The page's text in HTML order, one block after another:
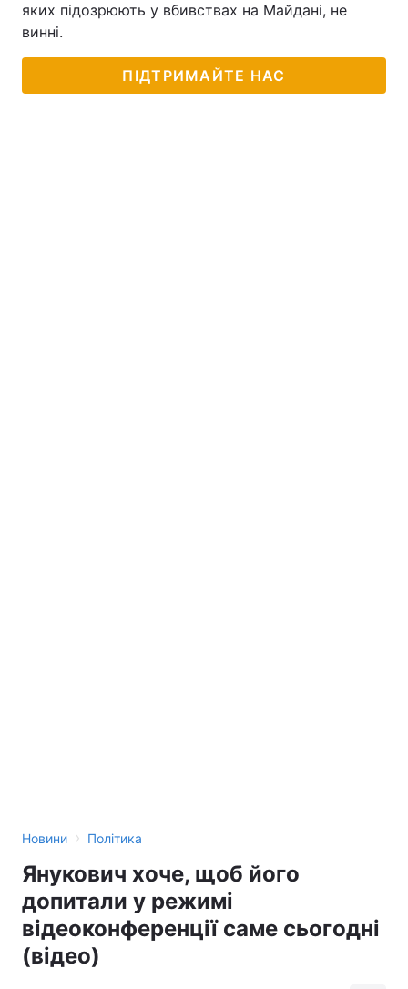
яких підозрюють у вбивствах на Майдані, не
винні.
ПІДТРИМАЙТЕ НАС
Новини › Політика
Янукович хоче, щоб його
допитали у режимі
відеоконференції саме сьогодні
(відео)